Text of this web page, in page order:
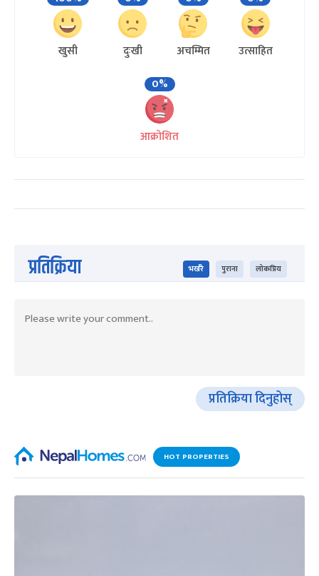
खुसी दुःखी अचम्मित
उत्साहित
0%
आक्रोशित
प्रतिक्रिया भर्खरै पुराना लोकप्रिय
प्रतिक्रिया दिनुहोस्
HOT PROPERTIES